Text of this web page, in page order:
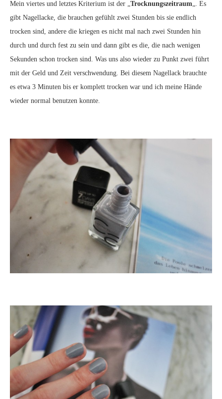
Mein viertes und letztes Kriterium ist der „ Trocknungszeitraum „. Es
gibt Nagellacke, die brauchen gefühlt zwei Stunden bis sie endlich
trocken sind, andere die kriegen es nicht mal nach zwei Stunden hin
durch und durch fest zu sein und dann gibt es die, die nach wenigen
Sekunden schon trocken sind. Was uns also wieder zu Punkt zwei führt
mit der Geld und Zeit verschwendung. Bei diesem Nagellack brauchte
es etwa 3 Minuten bis er komplett trocken war und ich meine Hände
wieder normal benutzen konnte.